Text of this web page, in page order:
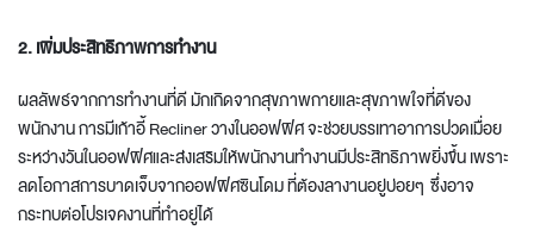
2. เพิ่มประสิทธิภาพการทำงาน
ผลลัพธ์จากการทำงานที่ดี มักเกิดจากสุขภาพกายและสุขภาพใจที่ดีของ
พนักงาน การมีเก้าอี้ Recliner วางในออฟฟิศ จะช่วยบรรเทาอาการปวดเมื่อย
ระหว่างวันในออฟฟิศและส่งเสริมให้พนักงานทำงานมีประสิทธิภาพยิ่งขึ้น เพราะ
ลดโอกาสการบาดเจ็บจากออฟฟิศซินโดม ที่ต้องลางานอยู่บ่อยๆ ซึ่งอาจ
กระทบต่อโปรเจคงานที่ทำอยู่ได้